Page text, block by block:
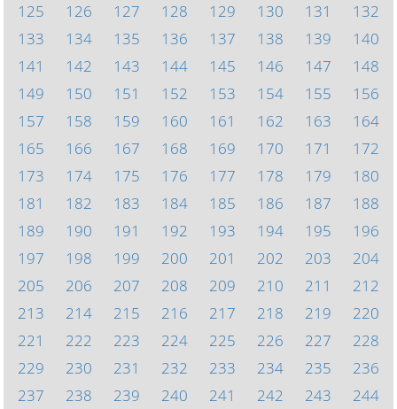
125
126 127 128 129 130 131
132
133
134 135 136 137 138 139
140
141
142 143 144 145 146 147
148
149
150 151 152 153 154 155
156
157
158 159 160 161 162 163
164
165
166 167 168 169 170 171
172
173
174 175 176 177 178 179
180
181
182 183 184 185 186 187
188
189
190 191 192 193 194 195
196
197
198 199 200 201 202 203
204
205
206 207 208 209 210 211
212
213
214 215 216 217 218 219
220
221
222 223 224 225 226 227
228
229
230 231 232 233 234 235
236
237
238 239 240 241 242 243
244